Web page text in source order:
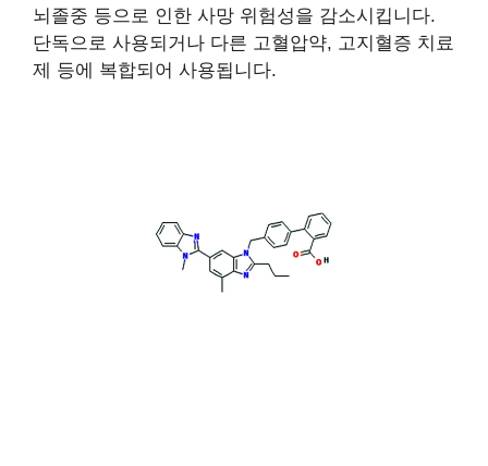
뇌졸중 등으로 인한 사망 위험성을 감소시킵니다.
단독으로 사용되거나 다른 고혈압약, 고지혈증 치료
제 등에 복합되어 사용됩니다.